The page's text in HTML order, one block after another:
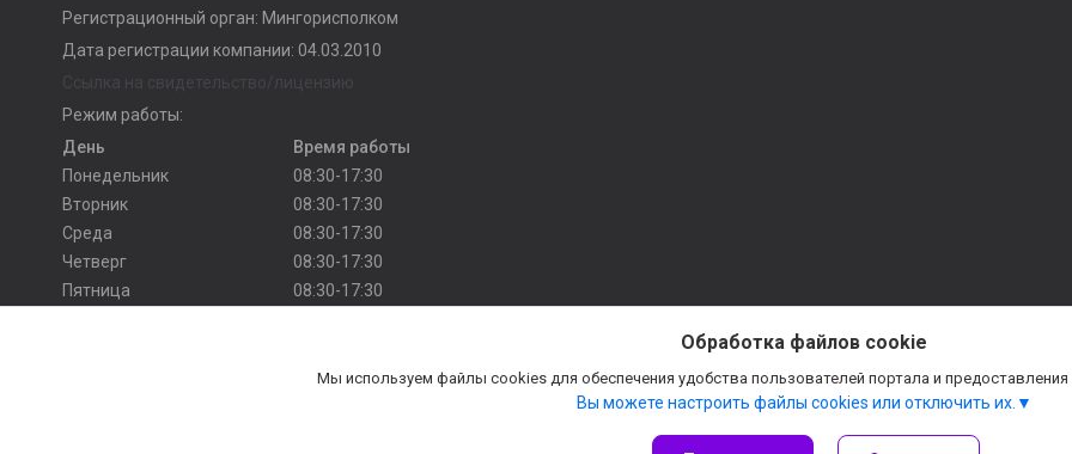
Регистрационный орган: Мингорисполком
Дата регистрации компании: 04.03.2010
Режим работы:
День
Время работы
Понедельник
08:30-17:30
Вторник
08:30-17:30
Среда
08:30-17:30
Четверг
08:30-17:30
Пятница
08:30-17:30
Обработка файлов cookie
Мы используем файлы cookies для обеспечения удобства пользователей портала и
Вы можете настроить файлы cookies или отключить их.